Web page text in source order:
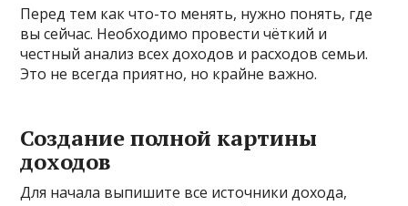
Перед тем как что-то менять, нужно понять, где
вы сейчас. Необходимо провести чёткий и
честный анализ всех доходов и расходов семьи.
Это не всегда приятно, но крайне важно.
Создание полной картины
доходов
Для начала выпишите все источники дохода,